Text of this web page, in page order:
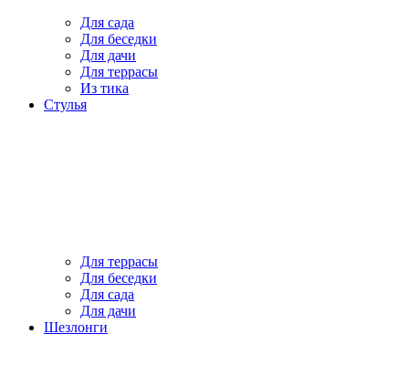
Для сада
Для беседки
Для дачи
Для террасы
Из тика
Стулья
Для террасы
Для беседки
Для сада
Для дачи
Шезлонги